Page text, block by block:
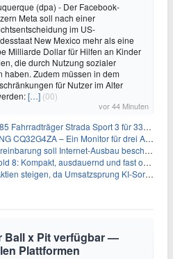
(dpa) - Der Facebook-
Meta soll nach einer
im US-
New Mexico mehr als eine
Milliarde Dollar für Hilfen an Kinder
die durch Nutzung sozialer
Zudem müssen in dem
für Nutzer im Alter
[…] (00)
vor 44 Minuten
Fahrradträger Strada Sport 3 für 337,48€
– Ein Monitor für drei Arten von Spielen
soll Internet-Ausbau beschleunigen
8: Kompakt, ausdauernd und fast ohne Falte
steigen, da Umsatzsprung KI-Sorgen dämpft
Ball x Pit verfügbar —
Plattformen